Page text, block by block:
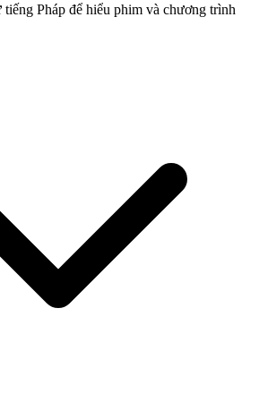
tiếng Pháp để hiểu phim và chương trình